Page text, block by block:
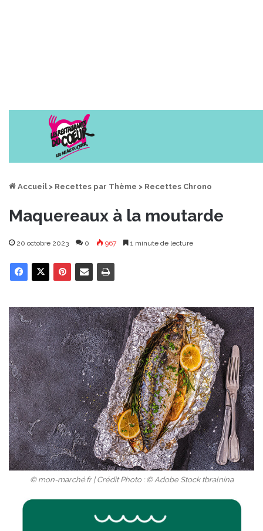
Accueil > Recettes par Thème > Recettes Chrono
Maquereaux à la moutarde
20 octobre 2023 0 967 1 minute de lecture
© mon-marché.fr | Crédit Photo : © Adobe Stock tbralnina